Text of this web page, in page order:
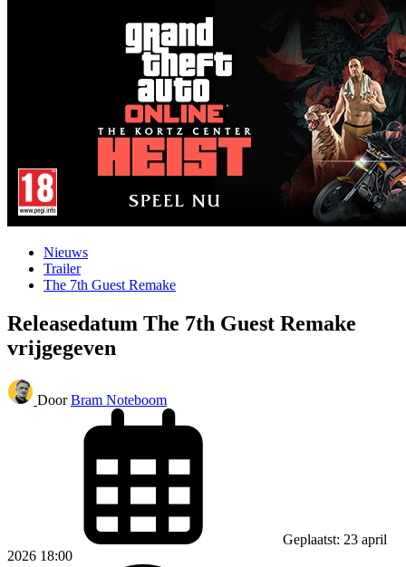
Nieuws
Trailer
The 7th Guest Remake
Releasedatum The 7th Guest Remake
vrijgegeven
Door Bram Noteboom
Geplaatst: 23 april
2026 18:00